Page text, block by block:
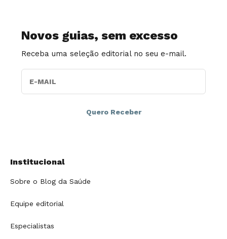
Novos guias, sem excesso
Receba uma seleção editorial no seu e-mail.
Institucional
Sobre o Blog da Saúde
Equipe editorial
Especialistas